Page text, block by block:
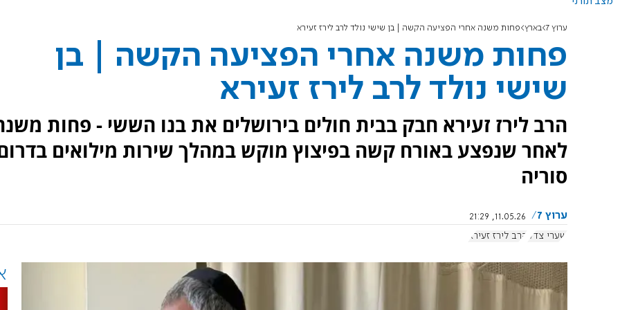
ערוץ 7 בארץ פחות משנה אחרי הפציעה הקשה | בן שישי נולד לרב לירז זעירא
פחות משנה אחרי הפציעה הקשה | בן
שישי נולד לרב לירז זעירא
הרב לירז זעירא חבק בבית חולים בירושלים את בנו הששי - פחות
לאחר שנפצע באורח קשה בפיצוץ מוקש במהלך שירות מילואים
סוריה
ערוץ 7
11.05.26, 21:29
שערי צדק הרב לירז זעירא